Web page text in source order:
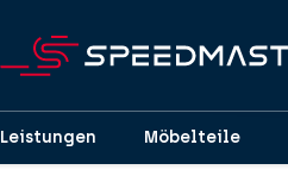
Leistungen Möbelteile